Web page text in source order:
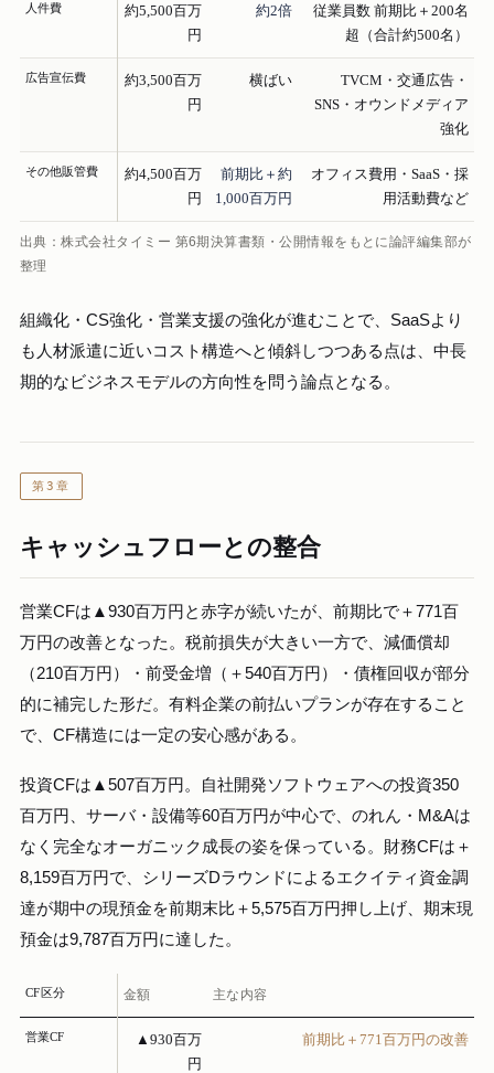
人件費
約5,500百万
円
約2倍
従業員数 前期比＋200名
超（合計約500名）
広告宣伝費
約3,500百万
円
横ばい
TVCM・交通広告・
SNS・オウンドメディア
強化
その他販管費
約4,500百万
円
前期比＋約
1,000百万円
オフィス費用・SaaS・採
用活動費など
出典：株式会社タイミー 第6期決算書類・公開情報をもとに論評編集部が
整理
組織化・CS強化・営業支援の強化が進むことで、SaaSより
も人材派遣に近いコスト構造へと傾斜しつつある点は、中長
期的なビジネスモデルの方向性を問う論点となる。
第3章
キャッシュフローとの整合
営業CFは▲930百万円と赤字が続いたが、前期比で＋771百
万円の改善となった。税前損失が大きい一方で、減価償却
（210百万円）・前受金増（＋540百万円）・債権回収が部分
的に補完した形だ。有料企業の前払いプランが存在すること
で、CF構造には一定の安心感がある。
投資CFは▲507百万円。自社開発ソフトウェアへの投資350
百万円、サーバ・設備等60百万円が中心で、のれん・M&Aは
なく完全なオーガニック成長の姿を保っている。財務CFは＋
8,159百万円で、シリーズDラウンドによるエクイティ資金調
達が期中の現預金を前期末比＋5,575百万円押し上げ、期末現
預金は9,787百万円に達した。
CF区分 金額 主な内容
営業CF
▲930百万
円
前期比＋771百万円の改善